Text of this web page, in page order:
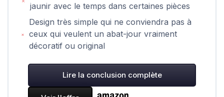
jaunir avec le temps dans certaines pièces
Design très simple qui ne conviendra pas à
ceux qui veulent un abat-jour vraiment
décoratif ou original
Lire la conclusion complète